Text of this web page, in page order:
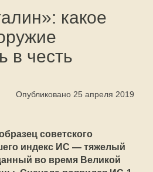
какое
в честь
Опубликовано 25 апреля 2019
советского
индекс ИС — тяжелый
во время Великой